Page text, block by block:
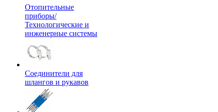
Отопительные
приборы/
Технологические и
инженерные системы
Соединители для
шлангов и рукавов